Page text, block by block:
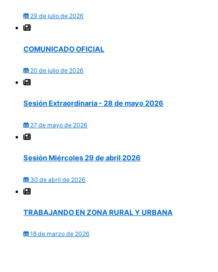
29 de julio de 2026
COMUNICADO OFICIAL
20 de julio de 2026
Sesión Extraordinaria - 28 de mayo 2026
27 de mayo de 2026
Sesión Miércoles 29 de abril 2026
30 de abril de 2026
TRABAJANDO EN ZONA RURAL Y URBANA
18 de marzo de 2026